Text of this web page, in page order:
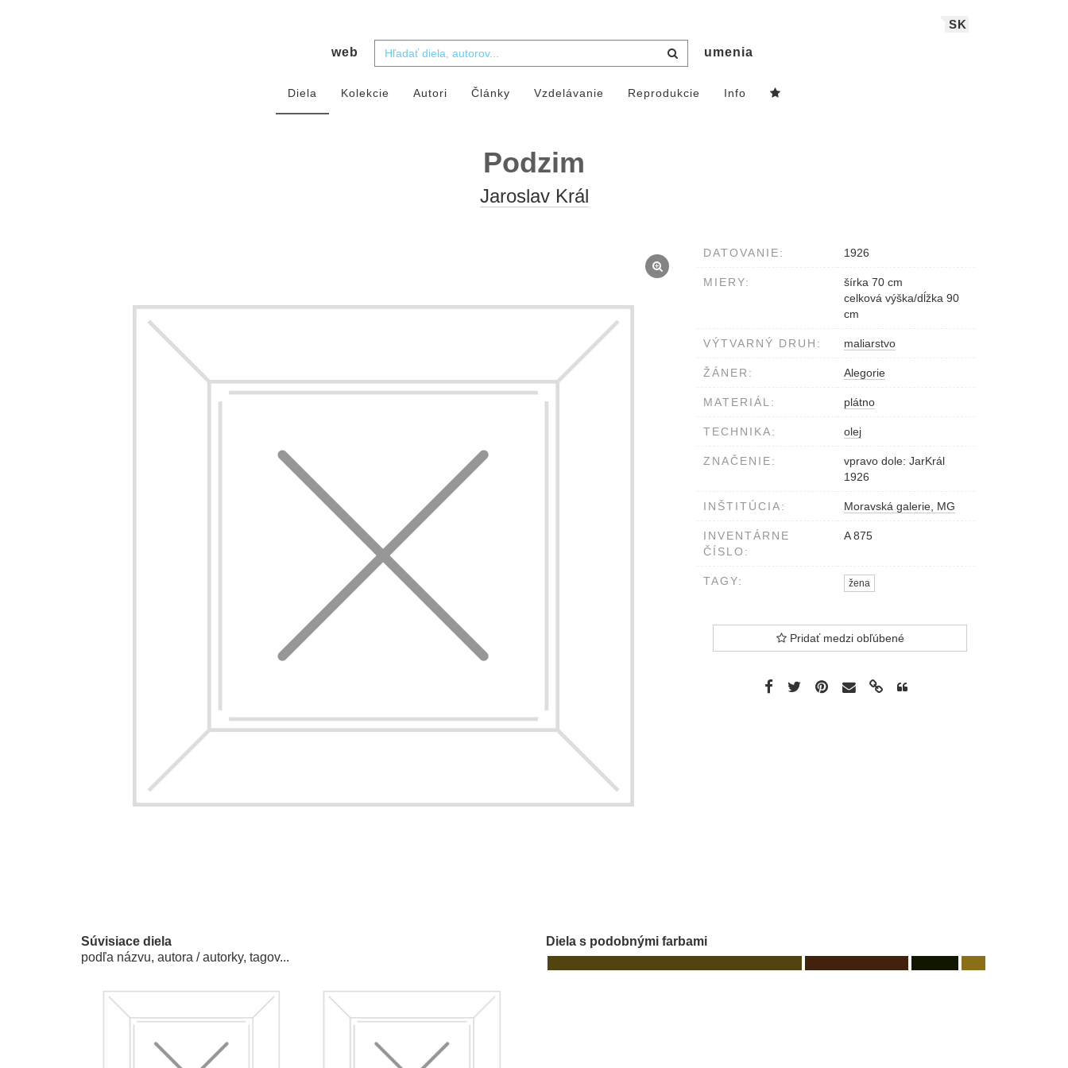
SK
web umenia
Diela Kolekcie Autori Články Vzdelávanie Reprodukcie Info
Podzim
Jaroslav Král
DATOVANIE: 1926
MIERY:
šírka 70 cm
celková výška/dĺžka 90
cm
VÝTVARNÝ DRUH: maliarstvo
ŽÁNER: Alegorie
MATERIÁL: plátno
TECHNIKA: olej
ZNAČENIE:
vpravo dole: JarKrál
1926
INŠTITÚCIA: Moravská galerie, MG
INVENTÁRNE
ČÍSLO:
A 875
TAGY: žena
Pridať medzi obľúbené
Súvisiace diela
podľa názvu, autora / autorky, tagov...
Diela s podobnými farbami